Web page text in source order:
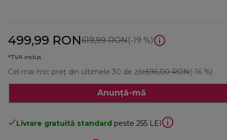
499,99 RON619,99 RONpreț inițial 619,99 RON
(-19 %)
*TVA inclus
Cel mai mic preț din ultimele 30 de zile596,00 RON(-16 %)
Anunță-mă
Livrare gratuită standard peste 255 LEI